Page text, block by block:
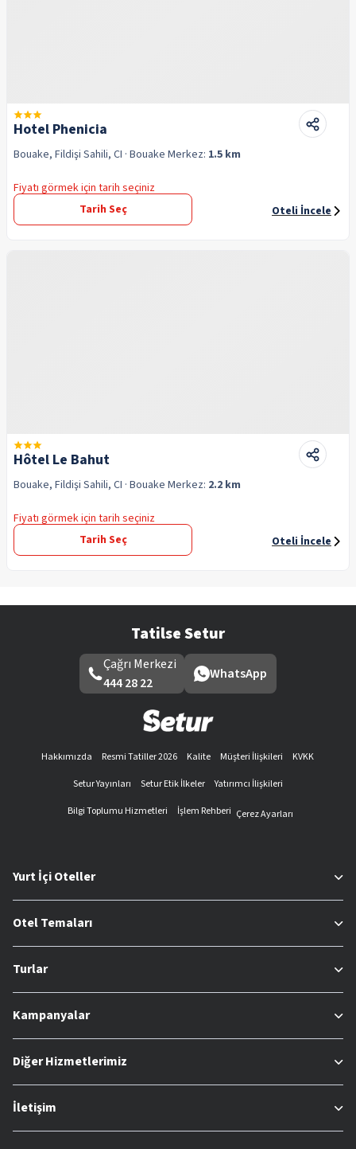
Hotel Phenicia
Bouake, Fildişi Sahili, CI · Bouake Merkez: 1.5 km
Fiyatı görmek için tarih seçiniz
Tarih Seç
Oteli İncele
Hôtel Le Bahut
Bouake, Fildişi Sahili, CI · Bouake Merkez: 2.2 km
Fiyatı görmek için tarih seçiniz
Tarih Seç
Oteli İncele
Tatilse Setur
Çağrı Merkezi
444 28 22
WhatsApp
Hakkımızda Resmi Tatiller 2026 Kalite Müşteri İlişkileri
KVKK
Setur Yayınları
Setur Etik İlkeler
Yatırımcı İlişkileri
Bilgi Toplumu Hizmetleri
İşlem Rehberi Çerez Ayarları
Yurt İçi Oteller
Otel Temaları
Turlar
Kampanyalar
Diğer Hizmetlerimiz
İletişim